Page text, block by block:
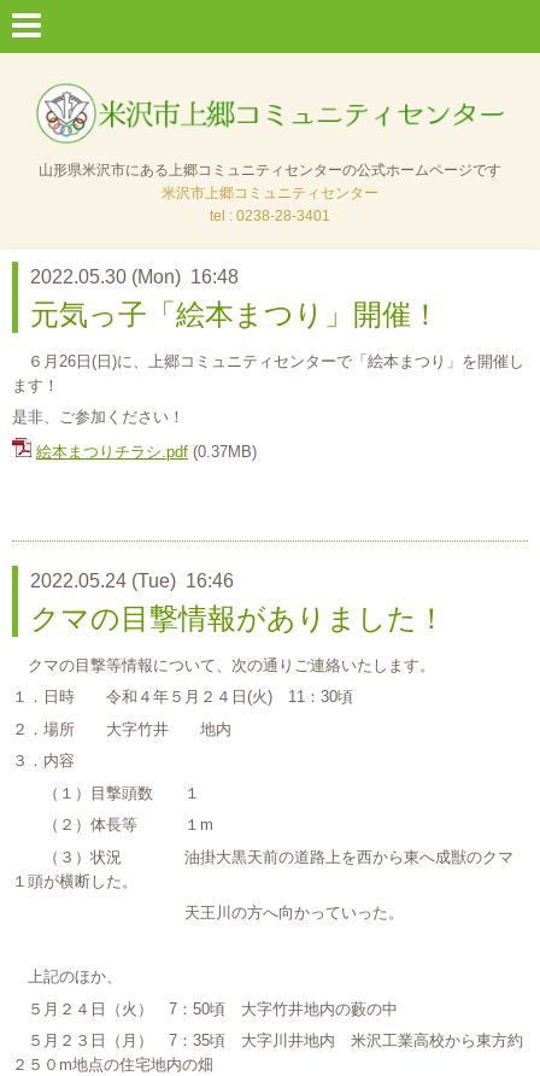
山形県米沢市にある上郷コミュニティセンターの公式ホームページです
米沢市上郷コミュニティセンター
tel : 0238-28-3401
2022.05.30 (Mon) 16:48
元気っ子「絵本まつり」開催！
６月26日(日)に、上郷コミュニティセンターで「絵本まつり」を開催し
ます！
是非、ご参加ください！
絵本まつりチラシ.pdf (0.37MB)
2022.05.24 (Tue) 16:46
クマの目撃情報がありました！
クマの目撃等情報について、次の通りご連絡いたします。
１．日時 令和４年５月２４日(火) 11：30頃
２．場所 大字竹井 地内
３．内容
（１）目撃頭数 １
（２）体長等 １m
（３）状況 油掛大黒天前の道路上を西から東へ成獣のクマ
１頭が横断した。
天王川の方へ向かっていった。
上記のほか、
５月２４日（火） 7：50頃 大字竹井地内の藪の中
５月２３日（月） 7：35頃 大字川井地内 米沢工業高校から東方約
２５０m地点の住宅地内の畑